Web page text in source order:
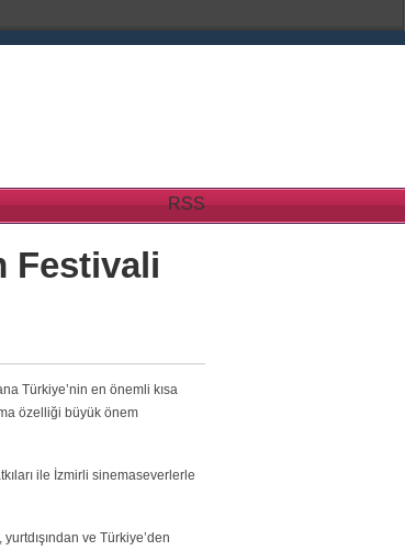
RSS
Festivali
Türkiye’nin en önemli kısa
özelliği büyük önem
ile İzmirli sinemaseverlerle
ve Türkiye’den